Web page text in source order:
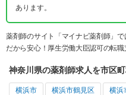
あります。
薬剤師のサイト「マイナビ薬剤師」
だから安心！厚生労働大臣認可の転職
神奈川県の薬剤師求人を市区
横浜市 横浜市鶴見区 横浜